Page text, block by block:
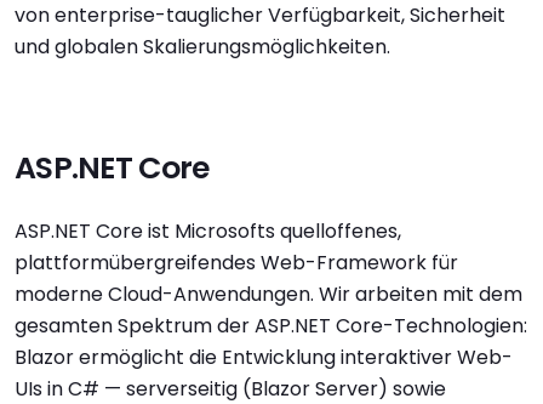
von enterprise-tauglicher Verfügbarkeit, Sicherheit
und globalen Skalierungsmöglichkeiten.
ASP.NET Core
ASP.NET Core ist Microsofts quelloffenes,
plattformübergreifendes Web-Framework für
moderne Cloud-Anwendungen. Wir arbeiten mit dem
gesamten Spektrum der ASP.NET Core-Technologien:
Blazor ermöglicht die Entwicklung interaktiver Web-
UIs in C# — serverseitig (Blazor Server) sowie